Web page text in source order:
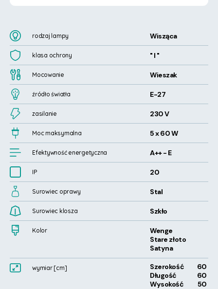
rodzaj lampy Wisząca
klasa ochrony " I "
Mocowanie Wieszak
źródło światła E-27
zasilanie 230 V
Moc maksymalna 5 x 60 W
Efektywność energetyczna A++ - E
IP 20
Surowiec oprawy Stal
Surowiec klosza Szkło
Kolor
Wenge
Stare złoto
Satyna
wymiar[cm] Szerokość
60
Długość
60
Wysokość
50